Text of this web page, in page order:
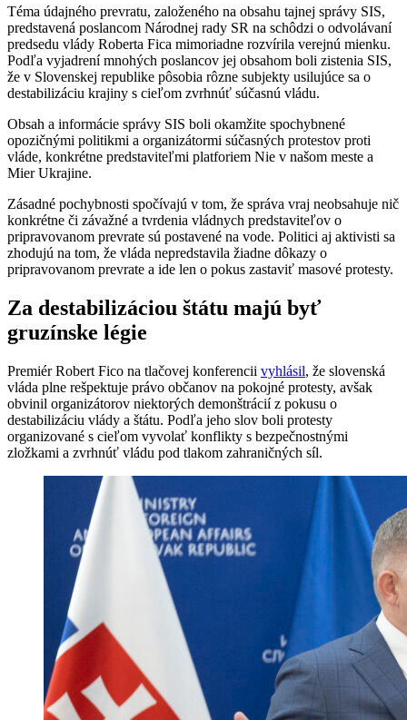
Téma údajného prevratu, založeného na obsahu tajnej správy SIS,
predstavená poslancom Národnej rady SR na schôdzi o odvolávaní
predsedu vlády Roberta Fica mimoriadne rozvírila verejnú mienku.
Podľa vyjadrení mnohých poslancov jej obsahom boli zistenia SIS,
že v Slovenskej republike pôsobia rôzne subjekty usilujúce sa o
destabilizáciu krajiny s cieľom zvrhnúť súčasnú vládu.
Obsah a informácie správy SIS boli okamžite spochybnené
opozičnými politikmi a organizátormi súčasných protestov proti
vláde, konkrétne predstaviteľmi platforiem Nie v našom meste a
Mier Ukrajine.
Zásadné pochybnosti spočívajú v tom, že správa vraj neobsahuje nič
konkrétne či závažné a tvrdenia vládnych predstaviteľov o
pripravovanom prevrate sú postavené na vode. Politici aj aktivisti sa
zhodujú na tom, že vláda nepredstavila žiadne dôkazy o
pripravovanom prevrate a ide len o pokus zastaviť masové protesty.
Za destabilizáciou štátu majú byť
gruzínske légie
Premiér Robert Fico na tlačovej konferencii vyhlásil, že slovenská
vláda plne rešpektuje právo občanov na pokojné protesty, avšak
obvinil organizátorov niektorých demonštrácií z pokusu o
destabilizáciu vlády a štátu. Podľa jeho slov boli protesty
organizované s cieľom vyvolať konflikty s bezpečnostnými
zložkami a zvrhnúť vládu pod tlakom zahraničných síl.